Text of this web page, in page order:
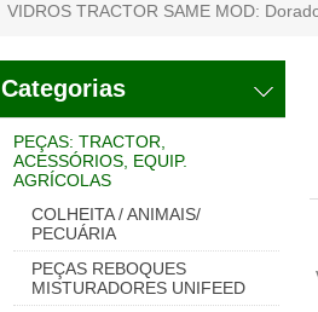
VIDROS TRACTOR SAME MOD:
Categorias
PEÇAS: TRACTOR,
ACESSÓRIOS, EQUIP.
AGRÍCOLAS
COLHEITA / ANIMAIS/
PECUÁRIA
PEÇAS REBOQUES
MISTURADORES UNIFEED